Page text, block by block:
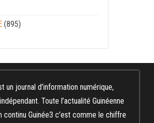
(895)
un journal d’information numérique,
Toute l’actualité Guinéenne
continu Guinée3 c’est comme le chiffre